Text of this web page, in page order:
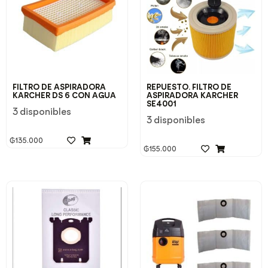
FILTRO DE ASPIRADORA
KARCHER DS 6 CON AGUA
3 disponibles
₲135.000
REPUESTO. FILTRO DE
ASPIRADORA KARCHER
SE4001
3 disponibles
₲155.000